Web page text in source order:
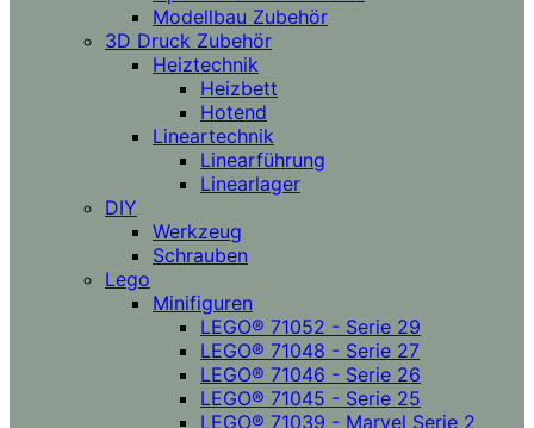
Modellbau Zubehör
3D Druck Zubehör
Heiztechnik
Heizbett
Hotend
Lineartechnik
Linearführung
Linearlager
DIY
Werkzeug
Schrauben
Lego
Minifiguren
LEGO® 71052 - Serie 29
LEGO® 71048 - Serie 27
LEGO® 71046 - Serie 26
LEGO® 71045 - Serie 25
LEGO® 71039 - Marvel Serie 2